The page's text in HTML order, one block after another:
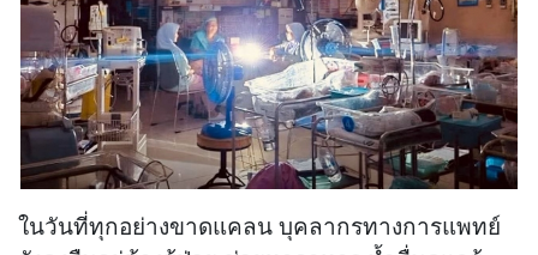
ในวันที่ทุกอย่างขาดแคลน บุคลากรทางการแพทย์